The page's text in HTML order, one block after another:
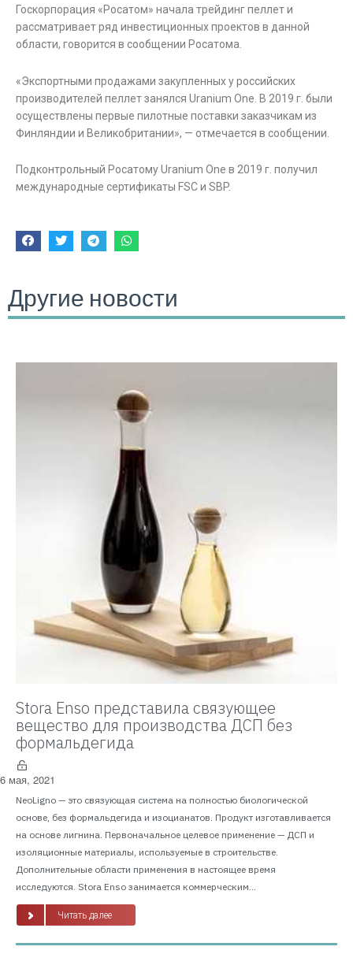
Госкорпорация «Росатом» начала трейдинг пеллет и
рассматривает ряд инвестиционных проектов в данной
области, говорится в сообщении Росатома.
«Экспортными продажами закупленных у российских
производителей пеллет занялся Uranium One. В 2019 г. были
осуществлены первые пилотные поставки заказчикам из
Финляндии и Великобритании», — отмечается в сообщении.
Подконтрольный Росатому Uranium One в 2019 г. получил
международные сертификаты FSC и SBP.
Другие новости
Stora Enso представила связующее
вещество для производства ДСП без
формальдегида
6 мая, 2021
NeoLigno — это связующая система на полностью биологической
основе, без формальдегида и изоцианатов. Продукт изготавливается
на основе лигнина. Первоначальное целевое применение — ДСП и
изоляционные материалы, используемые в строительстве.
Дополнительные области применения в настоящее время
исследуются. Stora Enso занимается коммерческим...
Читать далее